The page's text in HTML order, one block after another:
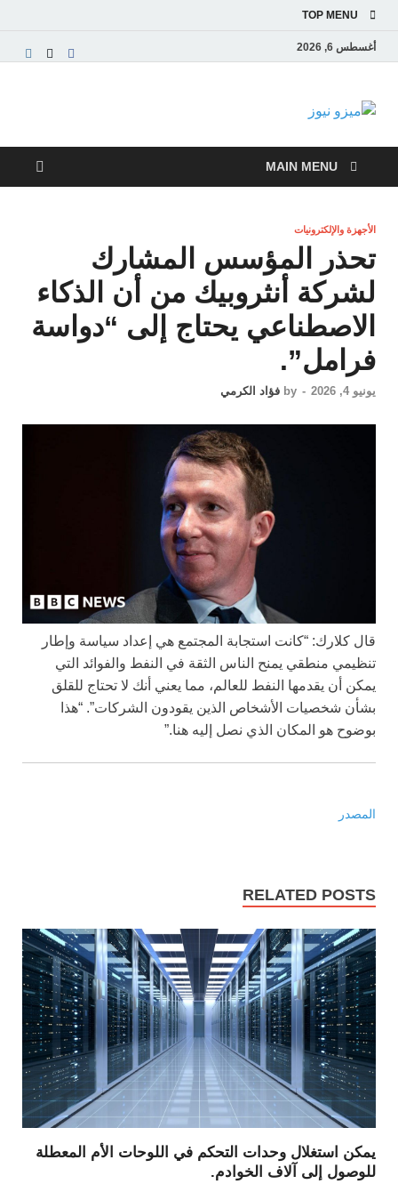
TOP MENU
أغسطس 6, 2026
ميزو نيوز
والاقتصادية
MAIN MENU
الأجهزة والإلكترونيات
تحذر المؤسس المشارك
لشركة أنثروبيك من أن الذكاء
الاصطناعي يحتاج إلى “دواسة
فرامل”.
يونيو 4, 2026 -
by فؤاد الكرمي
قال كلارك: “كانت استجابة المجتمع هي إعداد سياسة وإطار
تنظيمي منطقي يمنح الناس الثقة في النفط والفوائد التي
يمكن أن يقدمها النفط للعالم، مما يعني أنك لا تحتاج للقلق
بشأن شخصيات الأشخاص الذين يقودون الشركات”. “هذا
بوضوح هو المكان الذي نصل إليه هنا.”
المصدر
RELATED POSTS
يمكن استغلال وحدات التحكم في اللوحات الأم المعطلة
للوصول إلى آلاف الخوادم.